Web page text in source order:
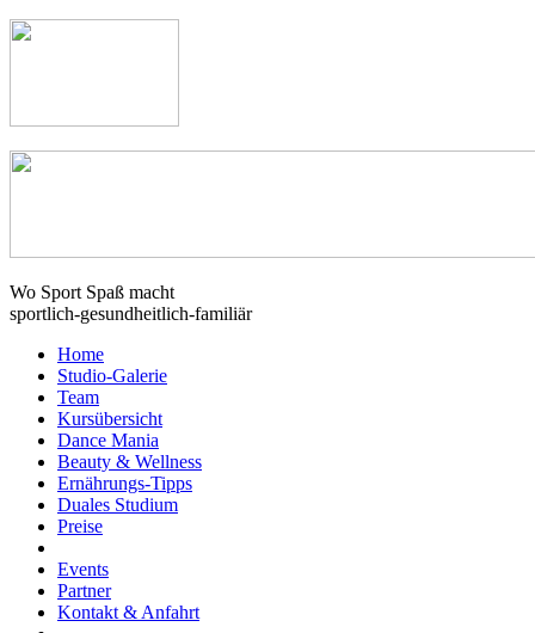
Wo Sport Spaß macht
sportlich-gesundheitlich-familiär
Home
Studio-Galerie
Team
Kursübersicht
Dance Mania
Beauty & Wellness
Ernährungs-Tipps
Duales Studium
Preise
Events
Partner
Kontakt & Anfahrt